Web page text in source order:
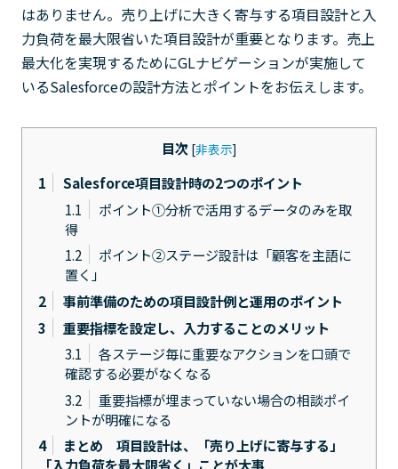
はありません。売り上げに大きく寄与する項目設計と入
力負荷を最大限省いた項目設計が重要となります。売上
最大化を実現するためにGLナビゲーションが実施して
いるSalesforceの設計方法とポイントをお伝えします。
目次 [非表示]
1
Salesforce項目設計時の2つのポイント
1.1
ポイント①分析で活用するデータのみを取
得
1.2
ポイント②ステージ設計は「顧客を主語に
置く」
2
事前準備のための項目設計例と運用のポイント
3
重要指標を設定し、入力することのメリット
3.1
各ステージ毎に重要なアクションを口頭で
確認する必要がなくなる
3.2
重要指標が埋まっていない場合の相談ポイ
ントが明確になる
4
まとめ 項目設計は、「売り上げに寄与する」
「入力負荷を最大限省く」ことが大事